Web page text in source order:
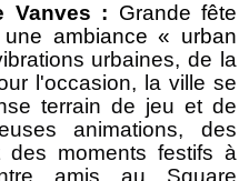
Vanves : Grande fête
ambiance « urban
urbaines, de la
l'occasion, la ville se
terrain de jeu et de
animations, des
des moments festifs à
amis au Square